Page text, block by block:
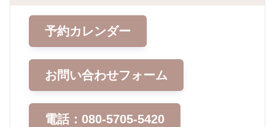
予約カレンダー
お問い合わせフォーム
電話：080-5705-5420